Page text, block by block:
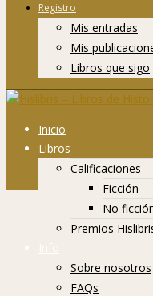
Registro
Mis entradas
Mis
Libros que sigo
Inicio
Libros
Calificaciones
Ficción
No
Premios
Info
Sobre nosotros
FAQs